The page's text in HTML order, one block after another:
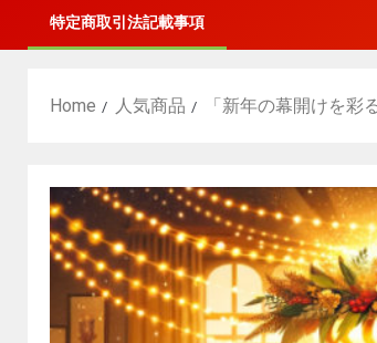
特定商取引法記載事項
Home 人気商品 「新年の幕開けを